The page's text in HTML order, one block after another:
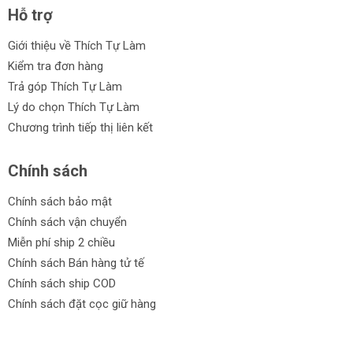
Hỗ trợ
Giới thiệu về Thích Tự Làm
Kiểm tra đơn hàng
Trả góp Thích Tự Làm
Lý do chọn Thích Tự Làm
Chương trình tiếp thị liên kết
Chính sách
Chính sách bảo mật
Chính sách vận chuyển
Miễn phí ship 2 chiều
Chính sách Bán hàng tử tế
Chính sách ship COD
Chính sách đặt cọc giữ hàng